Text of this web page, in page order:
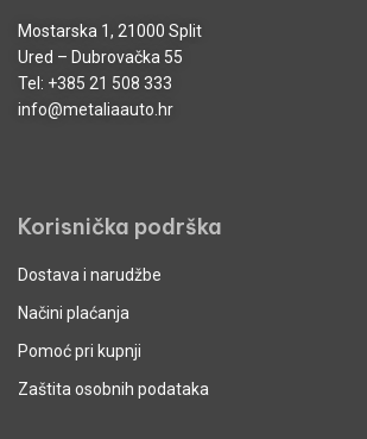
Mostarska 1, 21000 Split
Ured – Dubrovačka 55
Tel: +385 21 508 333
info@metaliaauto.hr
Korisnička podrška
Dostava i narudžbe
Načini plaćanja
Pomoć pri kupnji
Zaštita osobnih podataka